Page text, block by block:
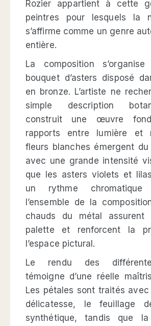
Rozier appartient à cette
peintres pour lesquels la
s’affirme comme un genre
entière.
La composition s’organise
bouquet d’asters disposé
en bronze. L’artiste ne
simple description
construit une œuvre
rapports entre lumière et
fleurs blanches émergent
avec une grande intensité
que les asters violets et
un rythme
l’ensemble de la
chauds du métal assurent
palette et renforcent la
l’espace pictural.
Le rendu des
témoigne d’une réelle
Les pétales sont traités
délicatesse, le feuillage
synthétique, tandis que